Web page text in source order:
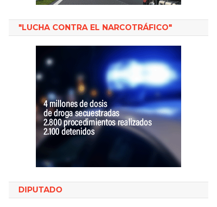
"LUCHA CONTRA EL NARCOTRÁFICO"
DIPUTADO